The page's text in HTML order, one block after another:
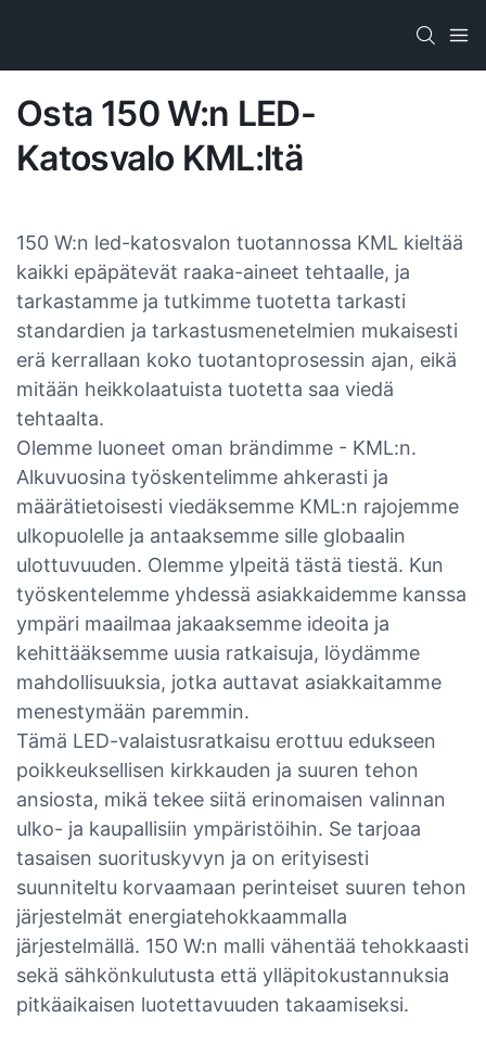
Osta 150 W:n LED-
Katosvalo KML:ltä
150 W:n led-katosvalon tuotannossa KML kieltää
kaikki epäpätevät raaka-aineet tehtaalle, ja
tarkastamme ja tutkimme tuotetta tarkasti
standardien ja tarkastusmenetelmien mukaisesti
erä kerrallaan koko tuotantoprosessin ajan, eikä
mitään heikkolaatuista tuotetta saa viedä
tehtaalta.
Olemme luoneet oman brändimme - KML:n.
Alkuvuosina työskentelimme ahkerasti ja
määrätietoisesti viedäksemme KML:n rajojemme
ulkopuolelle ja antaaksemme sille globaalin
ulottuvuuden. Olemme ylpeitä tästä tiestä. Kun
työskentelemme yhdessä asiakkaidemme kanssa
ympäri maailmaa jakaaksemme ideoita ja
kehittääksemme uusia ratkaisuja, löydämme
mahdollisuuksia, jotka auttavat asiakkaitamme
menestymään paremmin.
Tämä LED-valaistusratkaisu erottuu edukseen
poikkeuksellisen kirkkauden ja suuren tehon
ansiosta, mikä tekee siitä erinomaisen valinnan
ulko- ja kaupallisiin ympäristöihin. Se tarjoaa
tasaisen suorituskyvyn ja on erityisesti
suunniteltu korvaamaan perinteiset suuren tehon
järjestelmät energiatehokkaammalla
järjestelmällä. 150 W:n malli vähentää tehokkaasti
sekä sähkönkulutusta että ylläpitokustannuksia
pitkäaikaisen luotettavuuden takaamiseksi.